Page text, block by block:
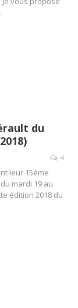
du
4
leur 15ème
mardi 19 au
édition 2018 du